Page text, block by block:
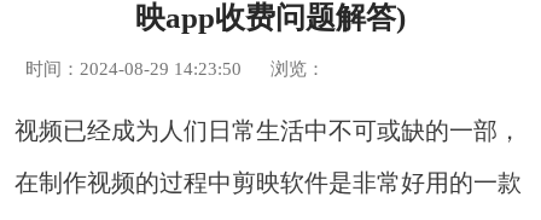
映app收费问题解答)
时间：2024-08-29 14:23:50 浏览：
视频已经成为人们日常生活中不可或缺的一部，
在制作视频的过程中剪映软件是非常好用的一款